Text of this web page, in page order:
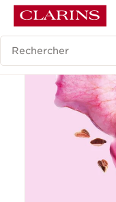
Historique des recherches